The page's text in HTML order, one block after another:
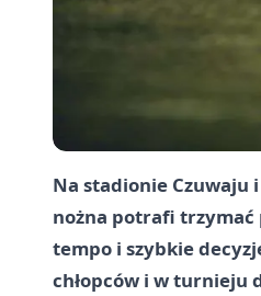
Na stadionie Czuwaju
nożna potrafi trzymać
tempo i szybkie
chłopców i w turnieju